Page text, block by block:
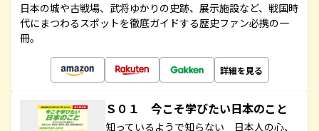
日本の城や古戦場、武将ゆかりの史跡、展示施設など、戦国時
代にまつわるスポットを徹底ガイドする歴史ファン必携の一
冊。
詳細を見る
Ｓ０１ 今こそ学びたい日本のこと
知っているようで知らない 日本人の心、